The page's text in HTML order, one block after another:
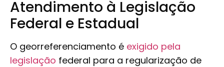
Atendimento à Legislação
Federal e Estadual
O georreferenciamento é exigido pela
legislação federal para a regularização de